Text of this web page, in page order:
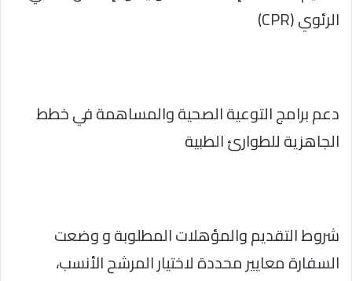
الرئوي (CPR)
دعم برامج التوعية الصحية والمساهمة في خطط
الجاهزية للطوارئ الطبية
شروط التقديم والمؤهلات المطلوبة و وضعت
السفارة معايير محددة لاختيار المرشح الأنسب،